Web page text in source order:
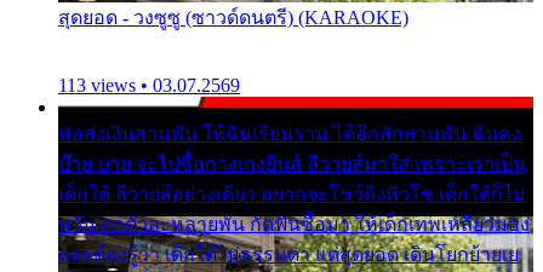
สุดยอด - วงซูซู (ซาวด์ดนตรี) (KARAOKE)
113 views • 03.07.2569
พ่อส่งเงินสามพัน ให้ฉันเรียนราม ได้อีกสักสามพัน ฉันคง
บ๊าย บาย จะไปซื้อกางเกงยีนส์ ลีวายส์มาใส่ เพราะเราเป็น
เด็กใต้ ลีวายส์อย่างเดียว อยากจะโชว์ถึงหิวโซ เด็กใต้ก็ไม่
หวั่น ตกตัวละหลายพัน กัดฟันซื้อมา ให้เด็กเทพเหลียวมอง
และต้องรู้ว่า เด็กใต้ไม่ธรรมดา แต่สุดยอด เดินโยกย้ายเย